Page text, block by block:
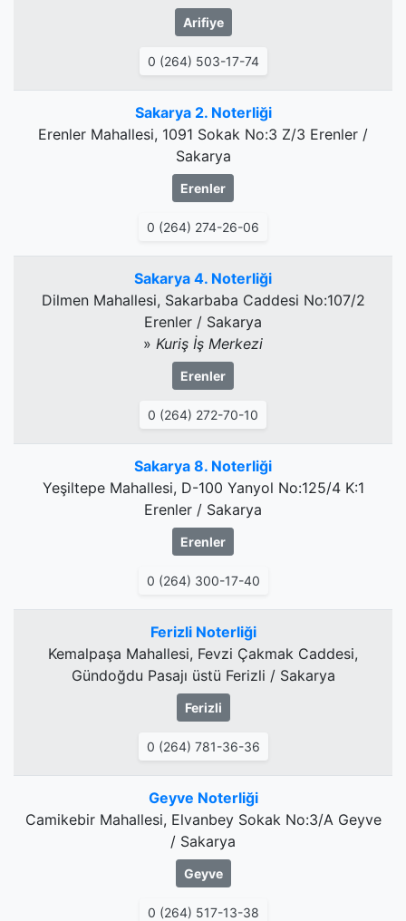
Arifiye
0 (264) 503-17-74
Sakarya 2. Noterliği
Erenler Mahallesi, 1091 Sokak No:3 Z/3 Erenler /
Sakarya
Erenler
0 (264) 274-26-06
Sakarya 4. Noterliği
Dilmen Mahallesi, Sakarbaba Caddesi No:107/2
Erenler / Sakarya
» Kuriş İş Merkezi
Erenler
0 (264) 272-70-10
Sakarya 8. Noterliği
Yeşiltepe Mahallesi, D-100 Yanyol No:125/4 K:1
Erenler / Sakarya
Erenler
0 (264) 300-17-40
Ferizli Noterliği
Kemalpaşa Mahallesi, Fevzi Çakmak Caddesi,
Gündoğdu Pasajı üstü Ferizli / Sakarya
Ferizli
0 (264) 781-36-36
Geyve Noterliği
Camikebir Mahallesi, Elvanbey Sokak No:3/A Geyve
/ Sakarya
Geyve
0 (264) 517-13-38